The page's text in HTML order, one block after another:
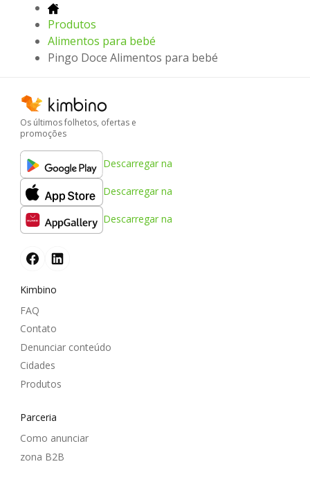
Produtos
Alimentos para bebé
Pingo Doce Alimentos para bebé
Os últimos folhetos, ofertas e
promoções
Descarregar na
Descarregar na
Descarregar na
Kimbino
FAQ
Contato
Denunciar conteúdo
Cidades
Produtos
Parceria
Como anunciar
zona B2B